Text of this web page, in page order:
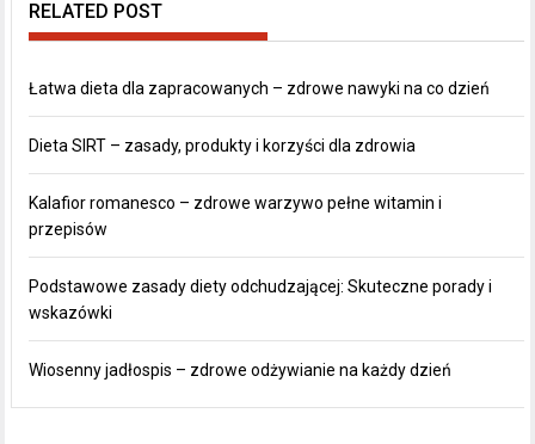
RELATED POST
Łatwa dieta dla zapracowanych – zdrowe nawyki na co dzień
Dieta SIRT – zasady, produkty i korzyści dla zdrowia
Kalafior romanesco – zdrowe warzywo pełne witamin i
przepisów
Podstawowe zasady diety odchudzającej: Skuteczne porady i
wskazówki
Wiosenny jadłospis – zdrowe odżywianie na każdy dzień